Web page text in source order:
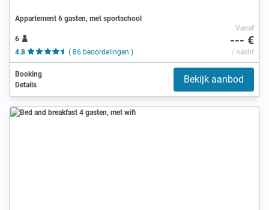
Appartement 6 gasten, met sportschool
6
4.8
( 86 beoordelingen )
Vanaf
--- €
/ nacht
Booking
Details
Bekijk aanbod